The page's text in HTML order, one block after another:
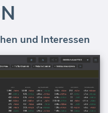
und Interessen